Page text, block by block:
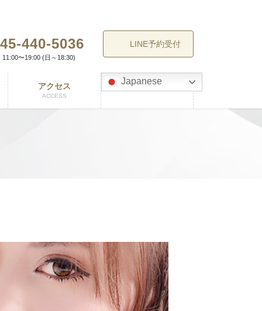
440-5036
11:00〜19:00 (日～18:30)
LINE予約受付
アクセス
ACCESS
Japanese